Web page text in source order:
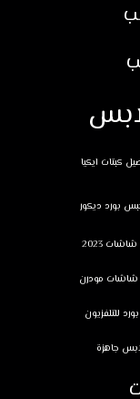
كبتات ايكيا
بورد ديكور
2023
مودرن
للتلفزيون
جاهزة